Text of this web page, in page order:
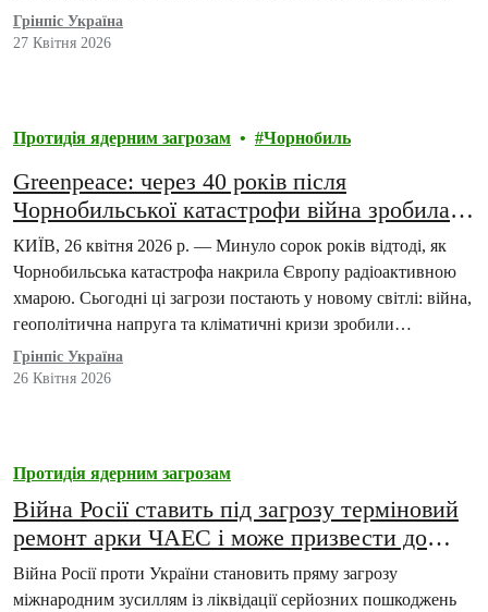
(ЗАЕС) «чисто технічно її спільне використання Україною та
Росією є можливим».
Грінпіс Україна
27 Квітня 2026
Протидія ядерним загрозам Чорнобиль
Greenpeace: через 40 років після
Чорнобильської катастрофи війна зробила
ядерні загрози некерованими
КИЇВ, 26 квітня 2026 р. — Минуло сорок років відтоді, як
Чорнобильська катастрофа накрила Європу радіоактивною
хмарою. Сьогодні ці загрози постають у новому світлі: війна,
геополітична напруга та кліматичні кризи зробили
вразливість атомної енергетики очевидною як ніколи.
Грінпіс Україна
26 Квітня 2026
Протидія ядерним загрозам
Війна Росії ставить під загрозу терміновий
ремонт арки ЧАЕС і може призвести до
обвалу саркофага
Війна Росії проти України становить пряму загрозу
міжнародним зусиллям із ліквідації серйозних пошкоджень